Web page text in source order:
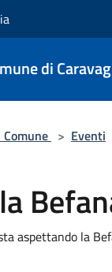
di
> Eventi
aspettando la